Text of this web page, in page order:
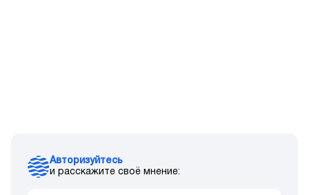
Авторизуйтесь
и расскажите своё мнение: